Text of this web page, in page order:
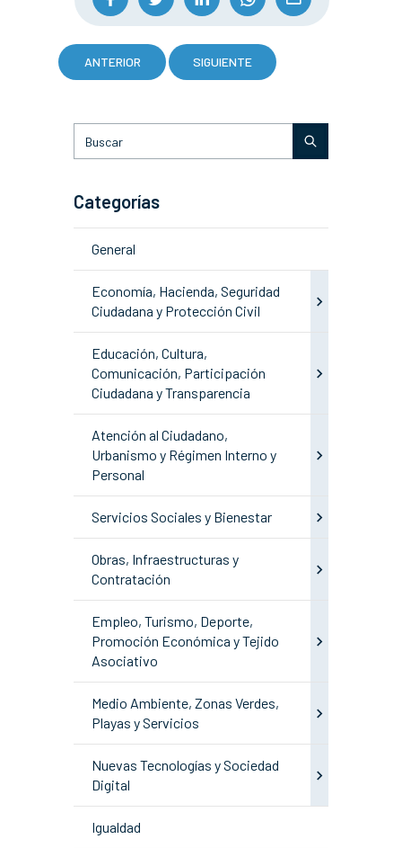
ANTERIOR SIGUIENTE
Categorías
General
Economía, Hacienda, Seguridad
Ciudadana y Protección Civil
Educación, Cultura,
Comunicación, Participación
Ciudadana y Transparencia
Atención al Ciudadano,
Urbanismo y Régimen Interno y
Personal
Servicios Sociales y Bienestar
Obras, Infraestructuras y
Contratación
Empleo, Turismo, Deporte,
Promoción Económica y Tejido
Asociativo
Medio Ambiente, Zonas Verdes,
Playas y Servicios
Nuevas Tecnologías y Sociedad
Digital
Igualdad